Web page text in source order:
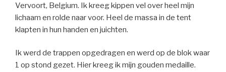
Vervoort, Belgium. Ik kreeg kippen vel over heel mijn
lichaam en rolde naar voor. Heel de massa in de tent
klapten in hun handen en juichten.
Ik werd de trappen opgedragen en werd op de blok waar
1 op stond gezet. Hier kreeg ik mijn gouden medaille.